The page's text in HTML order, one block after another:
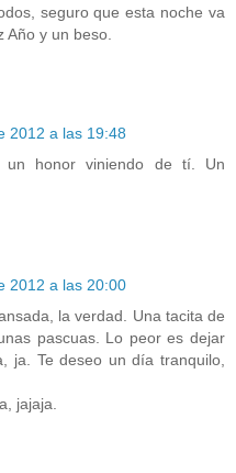
seguro que esta noche va
y un beso.
2012 a las 19:48
un honor viniendo de tí. Un
2012 a las 20:00
la verdad. Una tacita de
pascuas. Lo peor es dejar
ja. Te deseo un día tranquilo,
jajaja.